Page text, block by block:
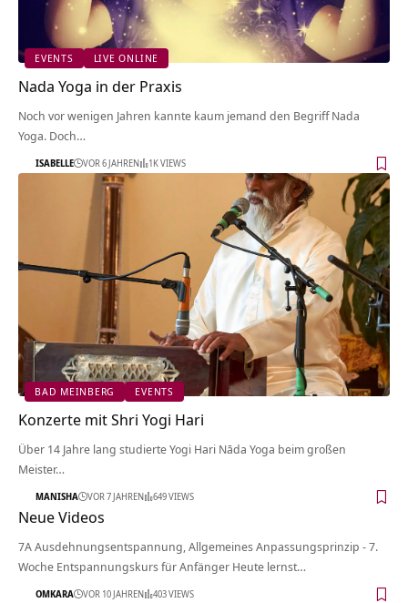
EVENTS LIVE ONLINE
Nada Yoga in der Praxis
Noch vor wenigen Jahren kannte kaum jemand den Begriff Nada
Yoga. Doch…
ISABELLE VOR 6 JAHREN 1K VIEWS
BAD MEINBERG EVENTS
Konzerte mit Shri Yogi Hari
Über 14 Jahre lang studierte Yogi Hari Nāda Yoga beim großen
Meister…
MANISHA VOR 7 JAHREN 649 VIEWS
Neue Videos
7A Ausdehnungsentspannung, Allgemeines Anpassungsprinzip - 7.
Woche Entspannungskurs für Anfänger Heute lernst…
OMKARA VOR 10 JAHREN 403 VIEWS